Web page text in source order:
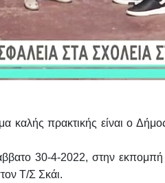
καλής πρακτικής είναι ο
30-4-2022, στην εκπομπή
Τ/Σ Σκάι.